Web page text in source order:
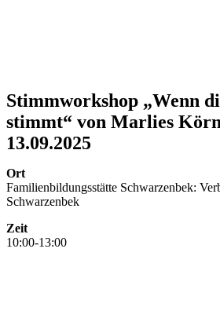
Stimmworkshop „Wenn
stimmt“ von Marlies
13.09.2025
Ort
Familienbildungsstätte Schwarzenbek:
Schwarzenbek
Zeit
10:00-13:00